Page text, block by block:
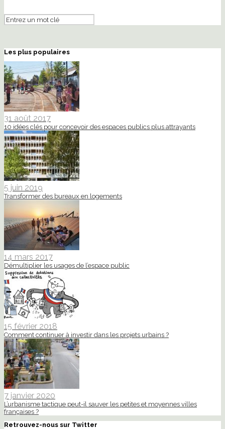
Les plus populaires
31 août 2017
10 idées clés pour concevoir des espaces publics plus attrayants
5 juin 2019
Transformer des bureaux en logements
14 mars 2017
Démultiplier les usages de l’espace public
15 février 2018
Comment continuer à investir dans les projets urbains ?
7 janvier 2020
L’urbanisme tactique peut-il sauver les petites et moyennes villes
françaises ?
Retrouvez-nous sur Twitter